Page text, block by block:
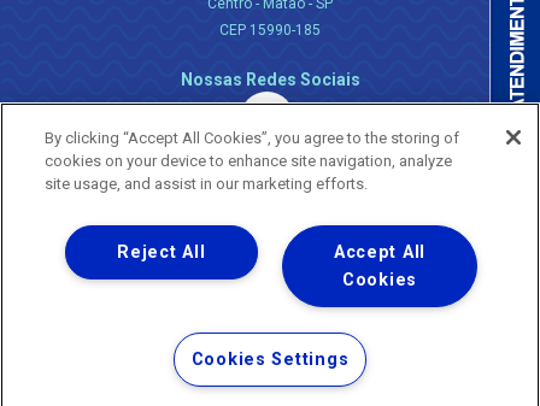
Centro - Matão - SP
CEP 15990-185
Nossas Redes Sociais
Uma empresa
Copyright ® 2026 - Todos os Direitos Reservados.
Nossa natureza movimenta a vida
Termos Gerais de Uso de Sites e Aplicativos
Política de Privacidade e Proteção de Dados
By clicking “Accept All Cookies”, you agree to the storing of
cookies on your device to enhance site navigation, analyze
site usage, and assist in our marketing efforts.
Accept All
Cookies
Reject All
Cookies Settings